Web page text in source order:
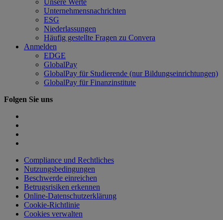
Unsere Werte
Unternehmensnachrichten
ESG
Niederlassungen
Häufig gestellte Fragen zu Convera
Anmelden
EDGE
GlobalPay
GlobalPay für Studierende (nur Bildungseinrichtungen)
GlobalPay für Finanzinstitute
Folgen Sie uns
Compliance und Rechtliches
Nutzungsbedingungen
Beschwerde einreichen
Betrugsrisiken erkennen
Online-Datenschutzerklärung
Cookie-Richtlinie
Cookies verwalten